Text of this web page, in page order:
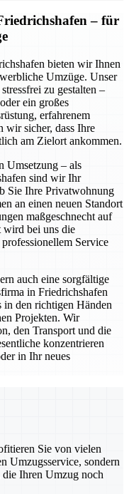
– für
bieten wir Ihnen
Umzüge. Unser
zu gestalten –
ein großes
erfahrenem
wir sicher, dass Ihre
am Zielort ankommen.
Umsetzung – als
sind wir Ihr
Sie Ihre Privatwohnung
an einen neuen Standort
maßgeschnecht auf
wird bei uns die
Service
auch eine sorgfältige
in Friedrichshafen
in den richtigen Händen
Projekten. Wir
den Transport und die
konzentrieren
in Ihr neues
Sie von vielen
Umzugsservice, sondern
Ihren Umzug noch